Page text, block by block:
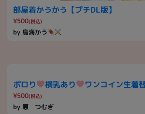
部屋着かうかう【プチDL版】
¥500(税込)
by 鳥海かう
ポロり 横乳あり ワンコイン生着
¥500(税込)
by 原 つむぎ